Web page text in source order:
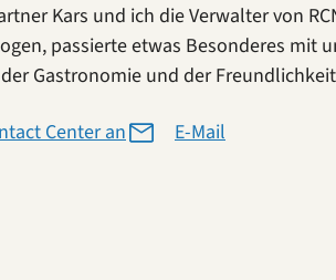
Kars und ich die Verwalter von
passierte etwas Besonderes mit
Gastronomie und der
Center an E-Mail